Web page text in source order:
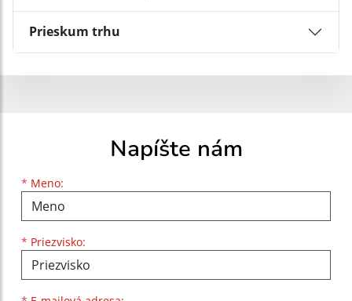
Prieskum trhu
Napíšte nám
* Meno:
Meno
* Priezvisko:
Priezvisko
E-mailová adresa